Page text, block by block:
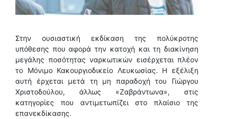
Στην ουσιαστική εκδίκαση της πολύκροτης
υπόθεσης που αφορά την κατοχή και τη διακίνηση
μεγάλης ποσότητας ναρκωτικών εισέρχεται πλέον
το Μόνιμο Κακουργιοδικείο Λευκωσίας. Η εξέλιξη
αυτή έρχεται μετά τη μη παραδοχή του Γιώργου
Χριστοδούλου, άλλως «Ζαβράντωνα», στις
κατηγορίες που αντιμετωπίζει στο πλαίσιο της
επανεκδίκασης.